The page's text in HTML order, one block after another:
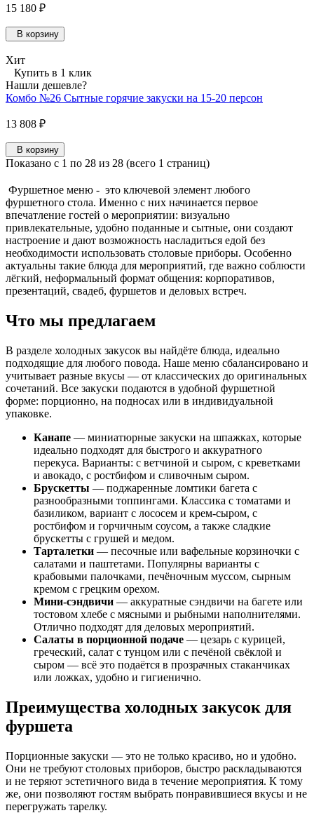
15 180 ₽
В корзину
Хит
Купить в 1 клик
Нашли дешевле?
Комбо №26 Сытные горячие закуски на 15-20 персон
13 808 ₽
В корзину
Показано с 1 по 28 из 28 (всего 1 страниц)
Фуршетное меню - это ключевой элемент любого
фуршетного стола. Именно с них начинается первое
впечатление гостей о мероприятии: визуально
привлекательные, удобно поданные и сытные, они создают
настроение и дают возможность насладиться едой без
необходимости использовать столовые приборы. Особенно
актуальны такие блюда для мероприятий, где важно соблюсти
лёгкий, неформальный формат общения: корпоративов,
презентаций, свадеб, фуршетов и деловых встреч.
Что мы предлагаем
В разделе холодных закусок вы найдёте блюда, идеально
подходящие для любого повода. Наше меню сбалансировано и
учитывает разные вкусы — от классических до оригинальных
сочетаний. Все закуски подаются в удобной фуршетной
форме: порционно, на подносах или в индивидуальной
упаковке.
Канапе — миниатюрные закуски на шпажках, которые
идеально подходят для быстрого и аккуратного
перекуса. Варианты: с ветчиной и сыром, с креветками
и авокадо, с ростбифом и сливочным сыром.
Брускетты — поджаренные ломтики багета с
разнообразными топпингами. Классика с томатами и
базиликом, вариант с лососем и крем-сыром, с
ростбифом и горчичным соусом, а также сладкие
брускетты с грушей и медом.
Тарталетки — песочные или вафельные корзиночки с
салатами и паштетами. Популярны варианты с
крабовыми палочками, печёночным муссом, сырным
кремом с грецким орехом.
Мини-сэндвичи — аккуратные сэндвичи на багете или
тостовом хлебе с мясными и рыбными наполнителями.
Отлично подходят для деловых мероприятий.
Салаты в порционной подаче — цезарь с курицей,
греческий, салат с тунцом или с печёной свёклой и
сыром — всё это подаётся в прозрачных стаканчиках
или ложках, удобно и гигиенично.
Преимущества холодных закусок для
фуршета
Порционные закуски — это не только красиво, но и удобно.
Они не требуют столовых приборов, быстро раскладываются
и не теряют эстетичного вида в течение мероприятия. К тому
же, они позволяют гостям выбрать понравившиеся вкусы и не
перегружать тарелку.